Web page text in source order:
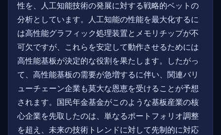
性を、人工知能技術の発展に対する戦略的ベットの
分析としています。人工知能の性能を最大化するに
は高性能グラフィック処理装置とメモリチップが不
可欠ですが、これらを安定して動作させるためには
高性能基板が決定的な役割を果たします。したがっ
て、高性能基板の需要が急増するに伴い、関連バリ
ューチェーン企業も莫大な恩恵を受けることが予想
されます。国民年金基金がこのような基板産業の核
心企業を先取したのは、単なるポートフォリオ調整
を超え、未来の技術トレンドに対して先制的に対応